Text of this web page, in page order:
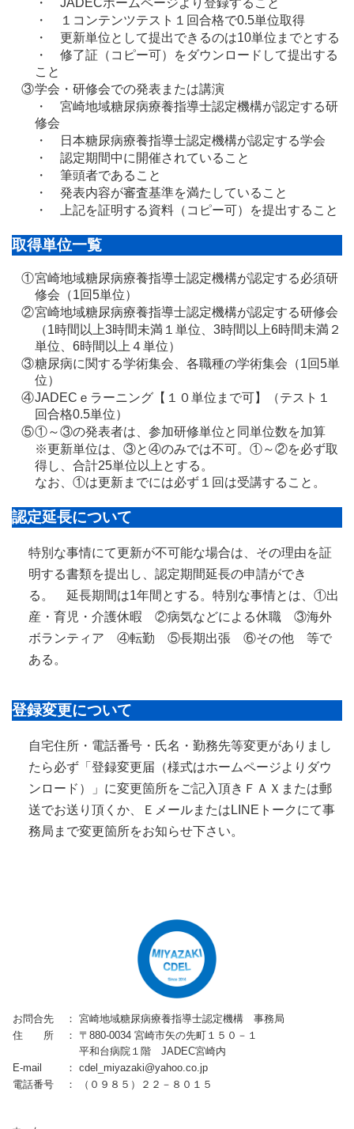
・ １コンテンツテスト１回合格で0.5単位取得
・ 更新単位として提出できるのは10単位までとする
・ 修了証（コピー可）をダウンロードして提出する
こと
③学会・研修会での発表または講演
・ 宮崎地域糖尿病療養指導士認定機構が認定する研
修会
・ 日本糖尿病療養指導士認定機構が認定する学会
・ 認定期間中に開催されていること
・ 筆頭者であること
・ 発表内容が審査基準を満たしていること
・ 上記を証明する資料（コピー可）を提出すること
取得単位一覧
①宮崎地域糖尿病療養指導士認定機構が認定する必須研
修会（1回5単位）
②宮崎地域糖尿病療養指導士認定機構が認定する研修会
（1時間以上3時間未満１単位、3時間以上6時間未満２
単位、6時間以上４単位）
③糖尿病に関する学術集会、各職種の学術集会（1回5単
位）
④JADECｅラーニング【１０単位まで可】（テスト１
回合格0.5単位）
⑤①～③の発表者は、参加研修単位と同単位数を加算
※更新単位は、③と④のみでは不可。①～②を必ず取
得し、合計25単位以上とする。
なお、①は更新までには必ず１回は受講すること。
認定延長について
特別な事情にて更新が不可能な場合は、その理由を証
明する書類を提出し、認定期間延長の申請ができ
る。 延長期間は1年間とする。特別な事情とは、①出
産・育児・介護休暇 ②病気などによる休職 ③海外
ボランティア ④転勤 ⑤長期出張 ⑥その他 等で
ある。
登録変更について
自宅住所・電話番号・氏名・勤務先等変更がありまし
たら必ず「登録変更届（様式はホームページよりダウ
ンロード）」に変更箇所をご記入頂きＦＡＸまたは郵
送でお送り頂くか、ＥメールまたはLINEトークにて事
務局まで変更箇所をお知らせ下さい。
お問合先 ： 宮崎地域糖尿病療養指導士認定機構 事務局
住 所
： 〒880-0034 宮崎市矢の先町１５０－１
平和台病院１階 JADEC宮崎内
E-mail
： cdel_miyazaki@yahoo.co.jp
電話番号
： （０９８５）２２－８０１５